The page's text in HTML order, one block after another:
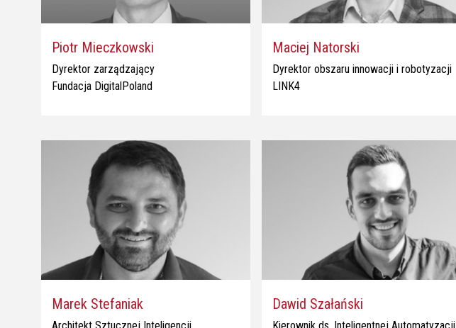
Piotr Mieczkowski
Dyrektor zarządzający
Fundacja DigitalPoland
Maciej Natorski
Dyrektor obszaru innowacji i robotyzacji
LINK4
Marek Stefaniak
Architekt Sztucznej Inteligencji
Dawid Szałański
Kierownik ds. Inteligentnej Automatyzacji